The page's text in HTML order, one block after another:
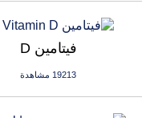
فيتامين D
19213 مشاهدة